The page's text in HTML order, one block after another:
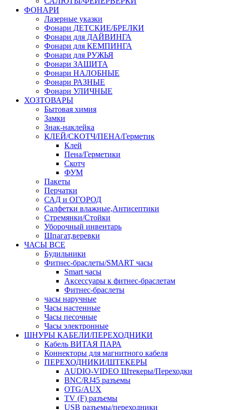
ФОНАРИ
Лазерные указки
Фонари ДЕТСКИЕ/БРЕЛКИ
Фонари для ДАЙВИНГА
Фонари для КЕМПИНГА
Фонари для РУЖЬЯ
Фонари ЗАЩИТА
Фонари НАЛОБНЫЕ
Фонари РАЗНЫЕ
Фонари УЛИЧНЫЕ
ХОЗТОВАРЫ
Бытовая химия
Замки
Знак-наклейка
КЛЕЙ/СКОТЧ/ПЕНА/Герметик
Клей
Пена/Герметики
Скотч
ФУМ
Пакеты
Перчатки
САД и ОГОРОД
Салфетки влажные,Антисептики
Стремянки/Стойки
Уборочный инвентарь
Шпагат,веревки
ЧАСЫ ВСЕ
Будильники
Фитнес-браслеты/SMART часы
Smart часы
Аксессуары к фитнес-браслетам
Фитнес-браслеты
часы наручные
Часы настенные
Часы песочные
Часы электронные
ШНУРЫ КАБЕЛИ/ПЕРЕХОДНИКИ
Кабель ВИТАЯ ПАРА
Коннекторы для магнитного кабеля
ПЕРЕХОДНИКИ/ШТЕКЕРЫ
AUDIO-VIDEO Штекеры/Переходки
BNC/RJ45 разъемы
OTG/AUX
TV (F) разъемы
USB разъемы/переходники